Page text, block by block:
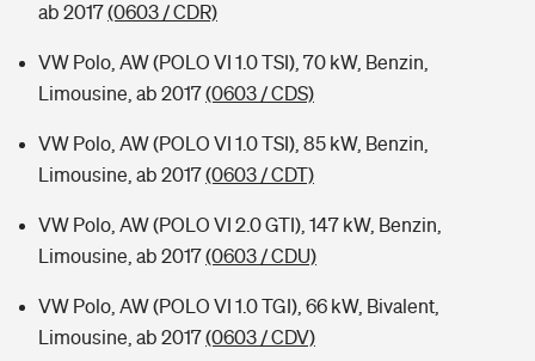
ab 2017(0603 / CDR)
VW Polo, AW (POLO VI 1.0 TSI), 70 kW, Benzin,
Limousine, ab 2017(0603 / CDS)
VW Polo, AW (POLO VI 1.0 TSI), 85 kW, Benzin,
Limousine, ab 2017(0603 / CDT)
VW Polo, AW (POLO VI 2.0 GTI), 147 kW, Benzin,
Limousine, ab 2017(0603 / CDU)
VW Polo, AW (POLO VI 1.0 TGI), 66 kW, Bivalent,
Limousine, ab 2017(0603 / CDV)